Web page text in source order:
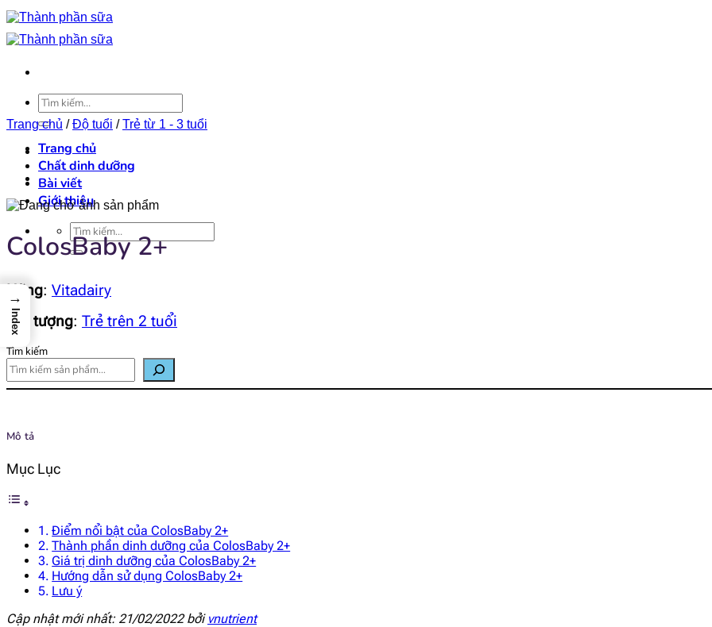
Bỏ
qua
nội
Tìm
kiếm:
Trang chủ
Chất dinh dưỡng
Bài viết
Giới thiệu
Tìm
kiếm:
Trang chủ / Độ tuổi / Trẻ từ 1 - 3 tuổi
ColosBaby 2+
Hãng: Vitadairy
Đối tượng: Trẻ trên 2 tuổi
Tìm kiếm
Mô tả
Mục Lục
Điểm nổi bật của ColosBaby 2+
Thành phần dinh dưỡng của ColosBaby 2+
Giá trị dinh dưỡng của ColosBaby 2+
Hướng dẫn sử dụng ColosBaby 2+
Lưu ý
Cập nhật mới nhất: 21/02/2022 bởi vnutrient
→
Index